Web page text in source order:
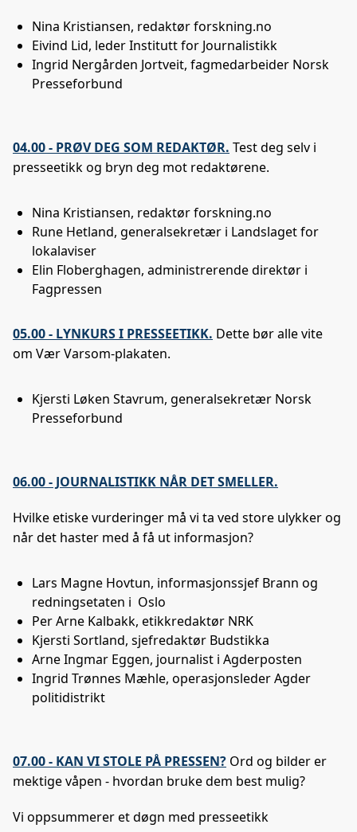
Nina Kristiansen, redaktør forskning.no
Eivind Lid, leder Institutt for Journalistikk
Ingrid Nergården Jortveit, fagmedarbeider Norsk
Presseforbund
04.00 - PRØV DEG SOM REDAKTØR. Test deg selv i
presseetikk og bryn deg mot redaktørene.
Nina Kristiansen, redaktør forskning.no
Rune Hetland, generalsekretær i Landslaget for
lokalaviser
Elin Floberghagen, administrerende direktør i
Fagpressen
05.00 - LYNKURS I PRESSEETIKK. Dette bør alle vite
om Vær Varsom-plakaten.
Kjersti Løken Stavrum, generalsekretær Norsk
Presseforbund
06.00 - JOURNALISTIKK NÅR DET SMELLER.
Hvilke etiske vurderinger må vi ta ved store ulykker og
når det haster med å få ut informasjon?
Lars Magne Hovtun, informasjonssjef Brann og
redningsetaten i Oslo
Per Arne Kalbakk, etikkredaktør NRK
Kjersti Sortland, sjefredaktør Budstikka
Arne Ingmar Eggen, journalist i Agderposten
Ingrid Trønnes Mæhle, operasjonsleder Agder
politidistrikt
07.00 - KAN VI STOLE PÅ PRESSEN? Ord og bilder er
mektige våpen - hvordan bruke dem best mulig?
Vi oppsummerer et døgn med presseetikk